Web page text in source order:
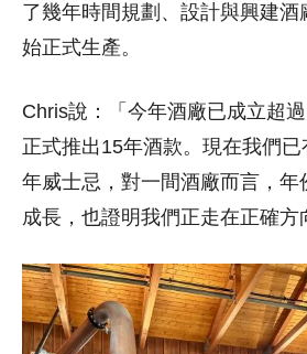
了幾年時間規劃、設計與興建酒
始正式生產。
Chris說：「今年酒廠已成立超
正式推出15年酒款。現在我們
年威士忌，對一間酒廠而言，年
成長，也證明我們正走在正確方